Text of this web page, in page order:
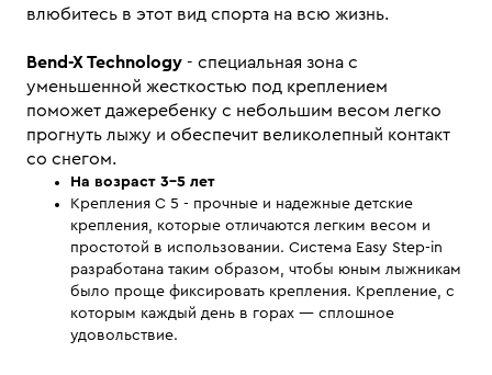
влюбитесь в этот вид спорта на всю жизнь.
Bend-X Technology - специальная зона с
уменьшенной жесткостью под креплением
поможет дажеребенку с небольшим весом легко
прогнуть лыжу и обеспечит великолепный контакт
со снегом.
На возраст 3-5 лет
Крепления С 5 - прочные и надежные детские
крепления, которые отличаются легким весом и
простотой в использовании. Система Easy Step-in
разработана таким образом, чтобы юным лыжникам
было проще фиксировать крепления. Крепление, с
которым каждый день в горах — сплошное
удовольствие.